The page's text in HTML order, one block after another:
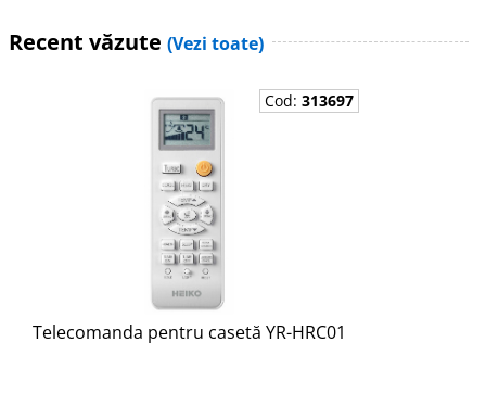
Recent văzute (Vezi toate)
Cod:313697
Telecomanda pentru casetă YR-HRC01